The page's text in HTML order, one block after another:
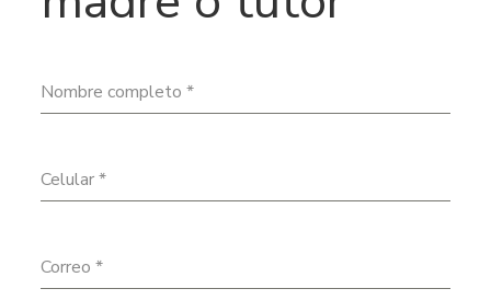
Nombre completo*
Celular*
Correo*